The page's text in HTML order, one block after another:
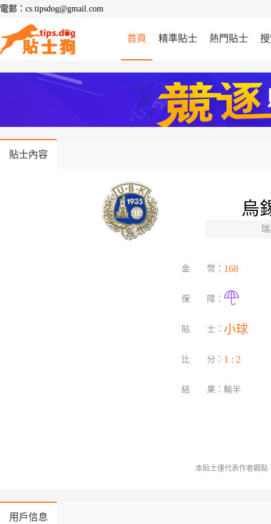
電郵：cs.tipsdog@gmail.com
首頁 精準貼士 熱門貼士
貼士內容
烏
金 幣： 168
保 障：
貼 士： 小球
比 分： 1 : 2
結 果： 輸半
本貼士僅代表作者觀點
用戶信息